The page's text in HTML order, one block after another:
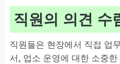
직원의 의견 수
직원들은 현장에서 직접 업
서, 업소 운영에 대한 소중